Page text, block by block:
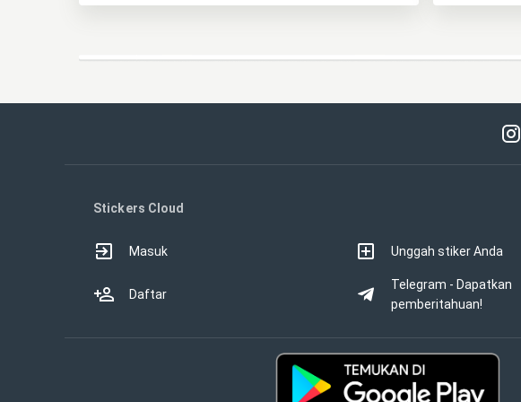
Stickers Cloud
Masuk
Daftar
Unggah stiker Anda
Telegram - Dapatkan
pemberitahuan!